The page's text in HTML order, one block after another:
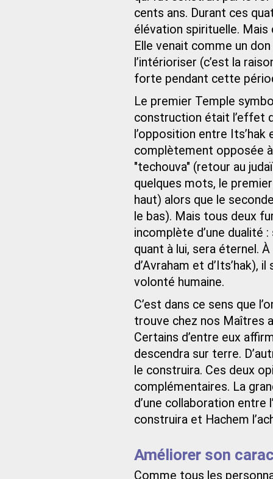
cents ans. Durant ces
élévation spirituelle.
Elle venait comme un
l’intérioriser (c’est la
forte pendant cette
Le premier Temple
construction était l’effet
l’opposition entre
complètement opposée
"techouva" (retour au
quelques mots, le
haut) alors que le
le bas). Mais tous deux
incomplète d’une dualité
quant à lui, sera éternel.
d’Avraham et d’Its’hak),
volonté humaine.
C’est dans ce sens que
trouve chez nos Maîtres
Certains d’entre eux
descendra sur terre.
le construira. Ces deux
complémentaires. La
d’une collaboration entre
construira et Hachem
Améliorer son
Comme tous les